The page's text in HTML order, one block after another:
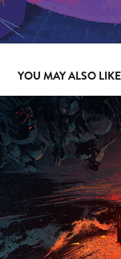
YOU MAY ALSO LIKE